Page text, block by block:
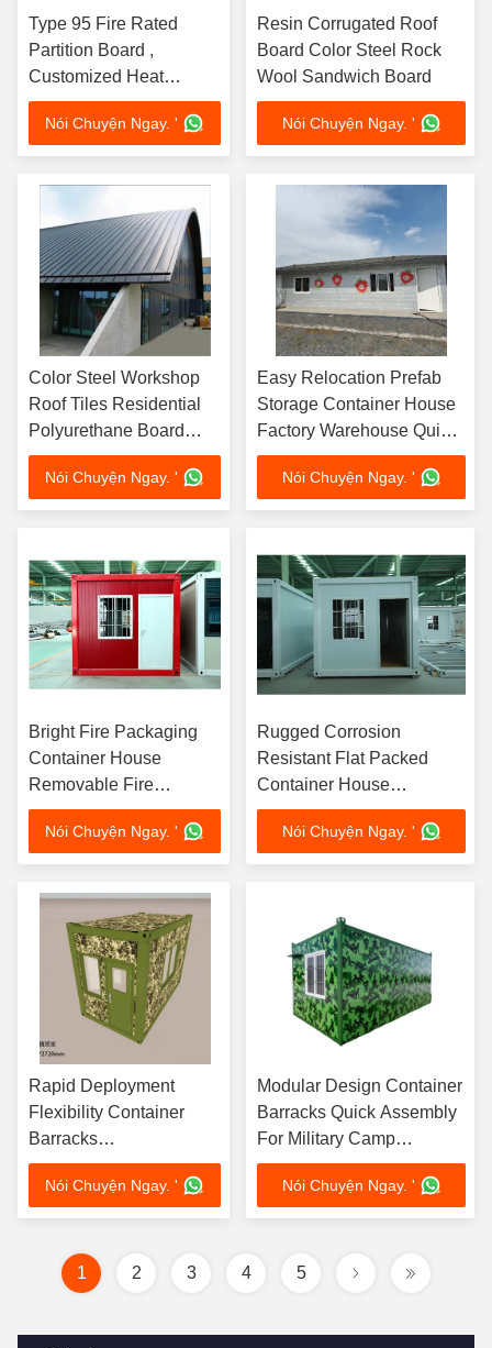
Type 95 Fire Rated
Partition Board ,
Customized Heat
Insulation Sandwich
Panel Board
Nói Chuyện Ngay. '
Resin Corrugated Roof
Board Color Steel Rock
Wool Sandwich Board
Nói Chuyện Ngay. '
Color Steel Workshop
Roof Tiles Residential
Polyurethane Board
Environmental
Protection Plate
Nói Chuyện Ngay. '
Easy Relocation Prefab
Storage Container House
Factory Warehouse Quick
Assembly
Nói Chuyện Ngay. '
Bright Fire Packaging
Container House
Removable Fire
Equipment Storage
Space
Nói Chuyện Ngay. '
Rugged Corrosion
Resistant Flat Packed
Container House
Moveable Living Storage
Space
Nói Chuyện Ngay. '
Rapid Deployment
Flexibility Container
Barracks
Comprehensive Support
Assurance
Nói Chuyện Ngay. '
Modular Design Container
Barracks Quick Assembly
For Military Camp
Environmental
Friendliness
Nói Chuyện Ngay. '
1 2 3 4 5